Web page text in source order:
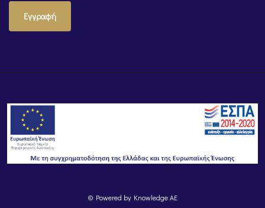
Εγγραφή
© Powered by Knowledge AE